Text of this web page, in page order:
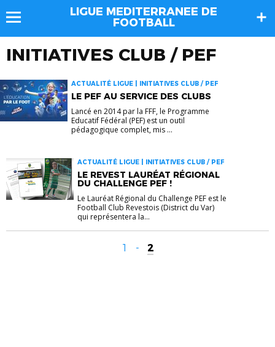
LIGUE MEDITERRANEE DE
FOOTBALL
INITIATIVES CLUB / PEF
ACTUALITÉ LIGUE | INITIATIVES CLUB / PEF
LE PEF AU SERVICE DES CLUBS
Lancé en 2014 par la FFF, le Programme
Educatif Fédéral (PEF) est un outil
pédagogique complet, mis ...
ACTUALITÉ LIGUE | INITIATIVES CLUB / PEF
LE REVEST LAURÉAT RÉGIONAL
DU CHALLENGE PEF !
Le Lauréat Régional du Challenge PEF est le
Football Club Revestois (District du Var)
qui représentera la...
1 - 2